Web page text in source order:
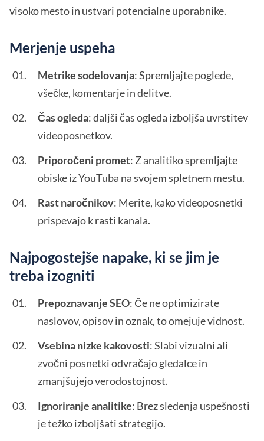
visoko mesto in ustvari potencialne uporabnike.
Merjenje uspeha
Metrike sodelovanja: Spremljajte poglede,
všečke, komentarje in delitve.
Čas ogleda: daljši čas ogleda izboljša uvrstitev
videoposnetkov.
Priporočeni promet: Z analitiko spremljajte
obiske iz YouTuba na svojem spletnem mestu.
Rast naročnikov: Merite, kako videoposnetki
prispevajo k rasti kanala.
Najpogostejše napake, ki se jim je
treba izogniti
Prepoznavanje SEO: Če ne optimizirate
naslovov, opisov in oznak, to omejuje vidnost.
Vsebina nizke kakovosti: Slabi vizualni ali
zvočni posnetki odvračajo gledalce in
zmanjšujejo verodostojnost.
Ignoriranje analitike: Brez sledenja uspešnosti
je težko izboljšati strategijo.